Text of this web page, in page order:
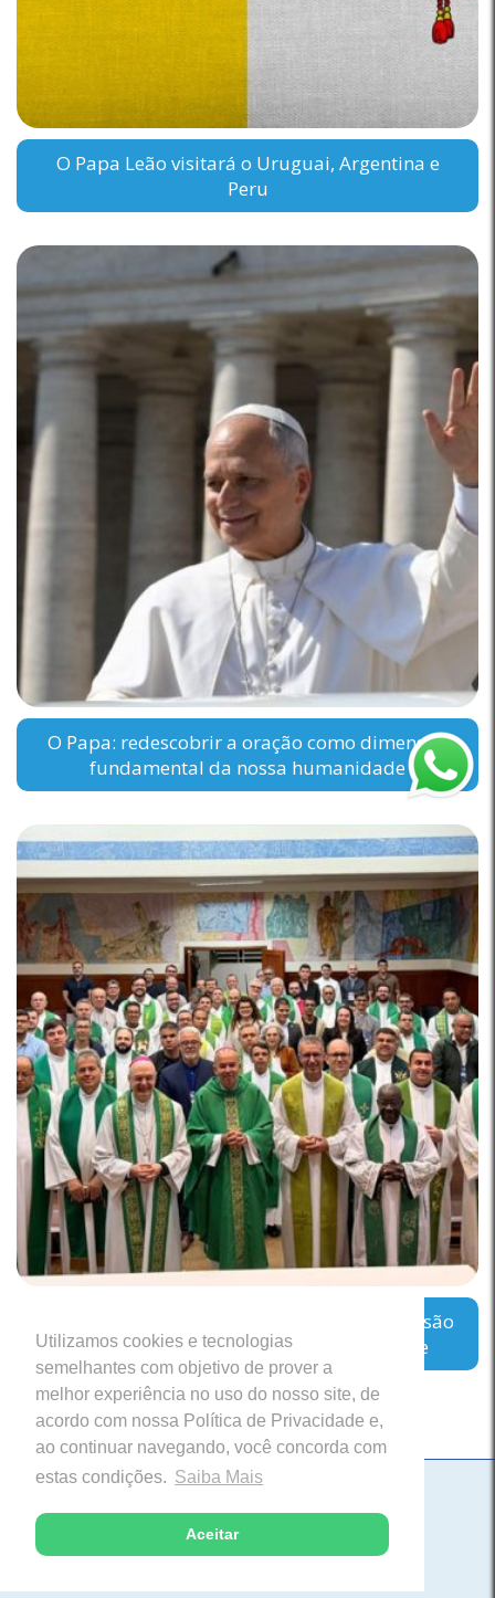
Utilizamos cookies e tecnologias
semelhantes com objetivo de prover a
melhor experiência no uso do nosso site, de
acordo com nossa Política de Privacidade e,
ao continuar navegando, você concorda com
estas condições. Saiba Mais
Aceitar
O Papa Leão visitará o Uruguai, Argentina e
Peru
O Papa: redescobrir a oração como dimensão
fundamental da nossa humanidade
Regional Leste 2 inicia encontro sobre a missão
das Cúrias Diocesanas em Belo Horizonte
Paróquia Nossa Senhora da Saúde
Itabira, Minas Gerais
Desenvolvido com excelência pela